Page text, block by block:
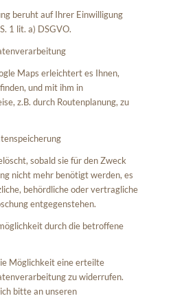
beruht auf Ihrer Einwilligung
1 lit. a) DSGVO.
Maps erleichtert es Ihnen,
und mit ihm in
z.B. durch Routenplanung, zu
sobald sie für den Zweck
nicht mehr benötigt werden, es
behördliche oder vertragliche
entgegenstehen.
durch die betroffene
Möglichkeit eine erteilte
zu widerrufen.
bitte an unseren